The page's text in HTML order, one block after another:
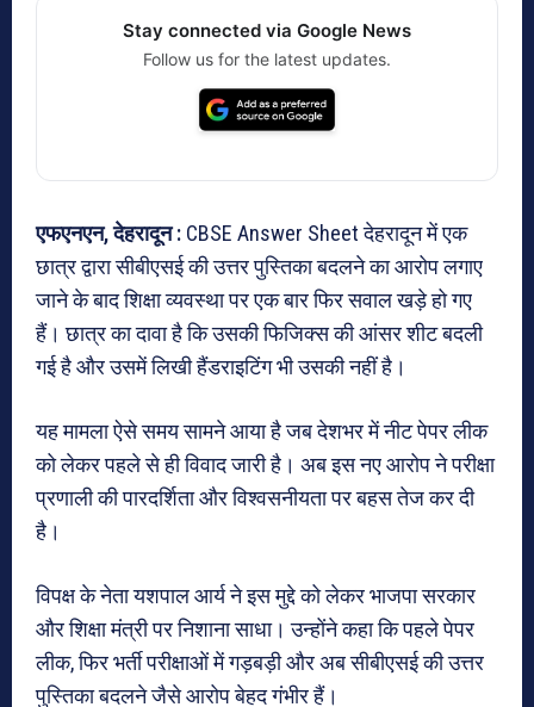
Stay connected via Google News
Follow us for the latest updates.
एफएनएन, देहरादून : CBSE Answer Sheet देहरादून में एक
छात्र द्वारा सीबीएसई की उत्तर पुस्तिका बदलने का आरोप लगाए
जाने के बाद शिक्षा व्यवस्था पर एक बार फिर सवाल खड़े हो गए
हैं। छात्र का दावा है कि उसकी फिजिक्स की आंसर शीट बदली
गई है और उसमें लिखी हैंडराइटिंग भी उसकी नहीं है।
यह मामला ऐसे समय सामने आया है जब देशभर में नीट पेपर लीक
को लेकर पहले से ही विवाद जारी है। अब इस नए आरोप ने परीक्षा
प्रणाली की पारदर्शिता और विश्वसनीयता पर बहस तेज कर दी
है।
विपक्ष के नेता यशपाल आर्य ने इस मुद्दे को लेकर भाजपा सरकार
और शिक्षा मंत्री पर निशाना साधा। उन्होंने कहा कि पहले पेपर
लीक, फिर भर्ती परीक्षाओं में गड़बड़ी और अब सीबीएसई की उत्तर
पुस्तिका बदलने जैसे आरोप बेहद गंभीर हैं।